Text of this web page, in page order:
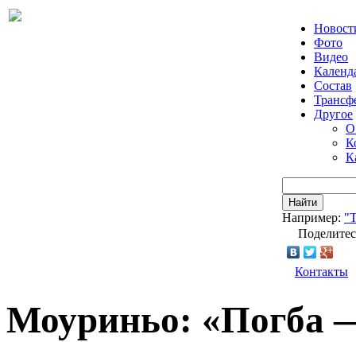
Фото
Видео
Состав
Другое
О
Найти
Например:
Контакты
Моуриньо: «Погба